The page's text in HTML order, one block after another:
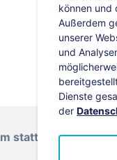
statt. Bei
können und
Außerdem
unserer
und
Dienste
der